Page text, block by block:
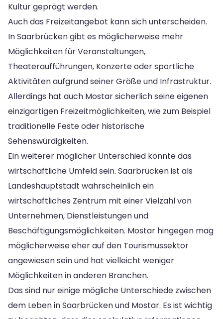
Kultur geprägt werden.
Auch das Freizeitangebot kann sich unterscheiden.
In Saarbrücken gibt es möglicherweise mehr
Möglichkeiten für Veranstaltungen,
Theateraufführungen, Konzerte oder sportliche
Aktivitäten aufgrund seiner Größe und Infrastruktur.
Allerdings hat auch Mostar sicherlich seine eigenen
einzigartigen Freizeitmöglichkeiten, wie zum Beispiel
traditionelle Feste oder historische
Sehenswürdigkeiten.
Ein weiterer möglicher Unterschied könnte das
wirtschaftliche Umfeld sein. Saarbrücken ist als
Landeshauptstadt wahrscheinlich ein
wirtschaftliches Zentrum mit einer Vielzahl von
Unternehmen, Dienstleistungen und
Beschäftigungsmöglichkeiten. Mostar hingegen mag
möglicherweise eher auf den Tourismussektor
angewiesen sein und hat vielleicht weniger
Möglichkeiten in anderen Branchen.
Das sind nur einige mögliche Unterschiede zwischen
dem Leben in Saarbrücken und Mostar. Es ist wichtig